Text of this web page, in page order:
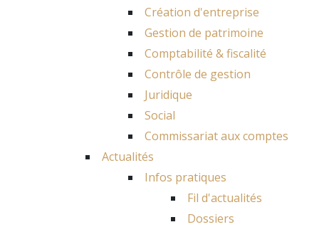
Création d'entreprise
Gestion de patrimoine
Comptabilité & fiscalité
Contrôle de gestion
Juridique
Social
Commissariat aux comptes
Actualités
Infos pratiques
Fil d'actualités
Dossiers